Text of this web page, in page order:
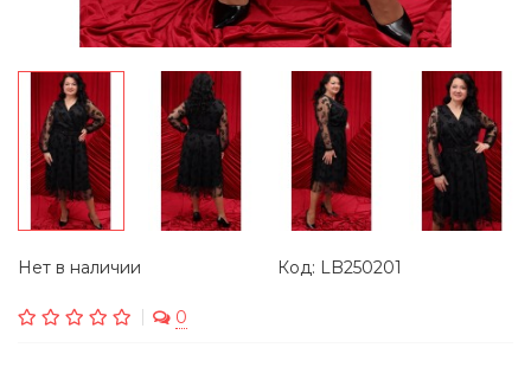
Нет в наличии Код: LB250201
0